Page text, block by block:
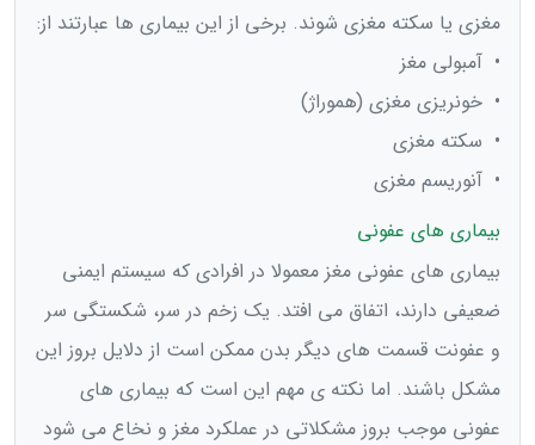
مغزی یا سکته مغزی شوند. برخی از این بیماری ها عبارتند از:
• آمبولی مغز
• خونریزی مغزی (هموراژ)
• سکته مغزی
• آنوریسم مغزی
بیماری های عفونی
بیماری های عفونی مغز معمولا در افرادی که سیستم ایمنی
ضعیفی دارند، اتفاق می افتد. یک زخم در سر، شکستگی سر
و عفونت قسمت های دیگر بدن ممکن است از دلایل بروز این
مشکل باشند. اما نکته ی مهم این است که بیماری های
عفونی موجب بروز مشکلاتی در عملکرد مغز و نخاع می شود